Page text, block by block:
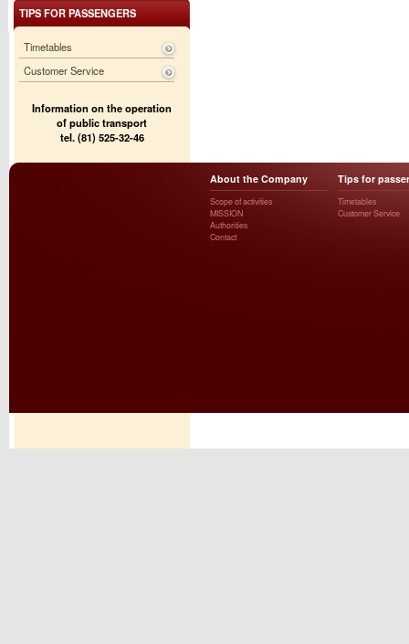
TIPS FOR PASSENGERS
Timetables
Customer Service
Information on the operation
of public transport
tel. (81) 525-32-46
About the Company
Scope of activities
MISSION
Authorities
Contact
Tips for
Timetables
Customer Service